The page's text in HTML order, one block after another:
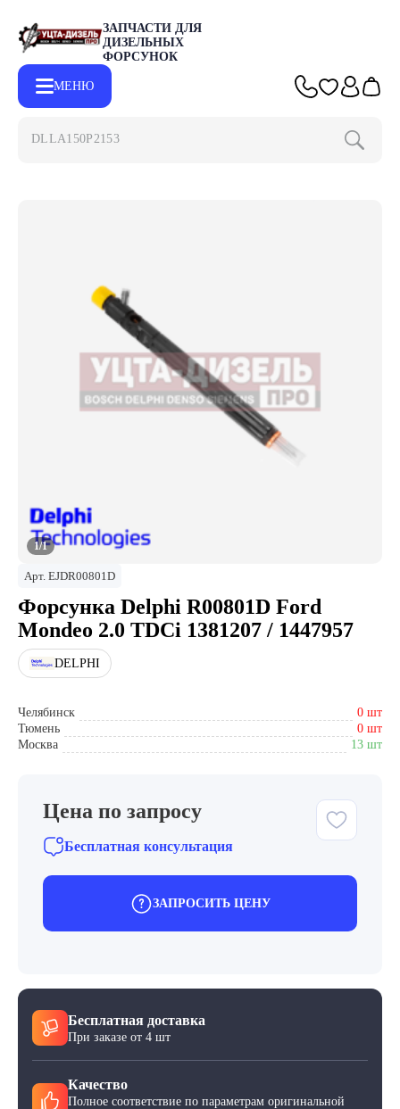
ЗАПЧАСТИ ДЛЯ
ДИЗЕЛЬНЫХ
ФОРСУНОК
МЕНЮ
DLLA150P2153
Цена по запросу
Бесплатная консультация
ЗАПРОСИТЬ ЦЕНУ
Бесплатная доставка
При заказе от 4 шт
Качество
Полное соответствие по параметрам оригинальной
1/1
Арт. EJDR00801D
Форсунка Delphi R00801D Ford
Mondeo 2.0 TDCi 1381207 / 1447957
DELPHI
Челябинск
0 шт
Тюмень
0 шт
Москва
13 шт